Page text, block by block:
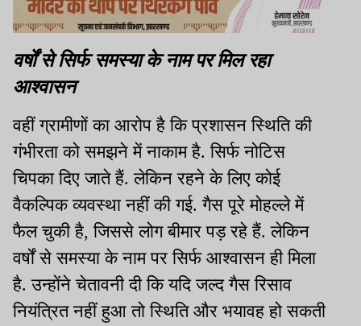
वर्षों से सिर्फ समस्या के नाम पर मिल रहा
आश्वासन
वहीं ग्रामीणों का आरोप है कि प्रशासन स्थिति की
गंभीरता को समझने में नाकाम है. सिर्फ नोटिस
चिपका दिए जाते हैं. लेकिन रहने के लिए कोई
वैकल्पिक व्यवस्था नहीं की गई. गैस पूरे मोहल्ले में
फैल चुकी है, जिससे लोग बीमार पड़ रहे हैं. लेकिन
वर्षों से समस्या के नाम पर सिर्फ आश्वासन ही मिला
है. उन्होंने चेतावनी दी कि यदि जल्द गैस रिसाव
नियंत्रित नहीं हुआ तो स्थिति और भयावह हो सकती